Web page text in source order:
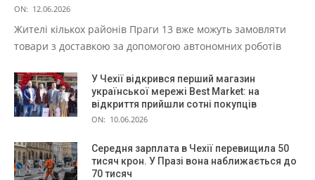
ON: 12.06.2026
Жителі кількох районів Праги 13 вже можуть замовляти
товари з доставкою за допомогою автономних роботів
У Чехії відкрився перший магазин
української мережі Best Market: на
відкриття прийшли сотні покупців
ON: 10.06.2026
Середня зарплата в Чехії перевищила 50
тисяч крон. У Празі вона наближається до
70 тисяч